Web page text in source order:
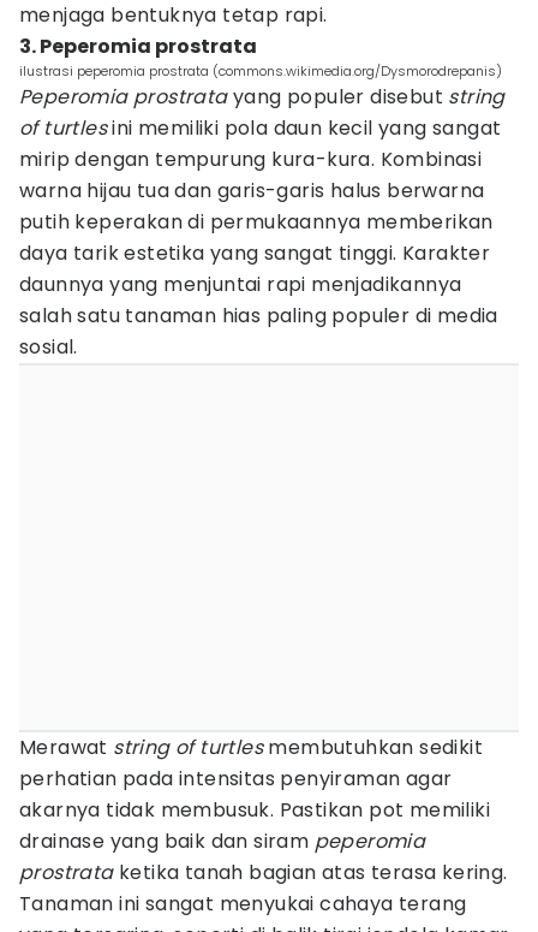
menjaga bentuknya tetap rapi.
3. Peperomia prostrata
ilustrasi peperomia prostrata (commons.wikimedia.org/Dysmorodrepanis)
Peperomia prostratayang populer disebut string
of turtlesini memiliki pola daun kecil yang sangat
mirip dengan tempurung kura-kura. Kombinasi
warna hijau tua dan garis-garis halus berwarna
putih keperakan di permukaannya memberikan
daya tarik estetika yang sangat tinggi. Karakter
daunnya yang menjuntai rapi menjadikannya
salah satu tanaman hias paling populer di media
sosial.
Merawat string of turtlesmembutuhkan sedikit
perhatian pada intensitas penyiraman agar
akarnya tidak membusuk. Pastikan pot memiliki
drainase yang baik dan siram peperomia
prostrataketika tanah bagian atas terasa kering.
Tanaman ini sangat menyukai cahaya terang